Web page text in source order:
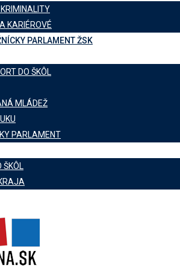
KARIÉROVÉ
PARLAMENT ŽSK
DO ŠKÔL
MLÁDEŽ
PARLAMENT
ŠKÔL